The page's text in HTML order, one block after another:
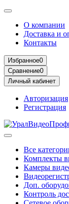
О компании
Доставка и
Контакты
Избранное0
Сравнение0
Личный кабинет
Авторизация
Регистрация
Все
Комплекты
Камеры
Доп.
Контроль